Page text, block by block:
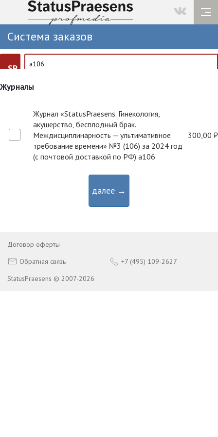
Система заказов
SP
Журналы
Журнал «StatusPraesens. Гинекология,
акушерство, бесплодный брак.
Междисциплинарность — ультимативное
требование времени» №3 (106) за 2024 год
(с почтовой доставкой по РФ) a106
300,00 ₽
далее →
Договор оферты
Обратная связь
+7 (495) 109-2627
StatusPraesens © 2007-2026